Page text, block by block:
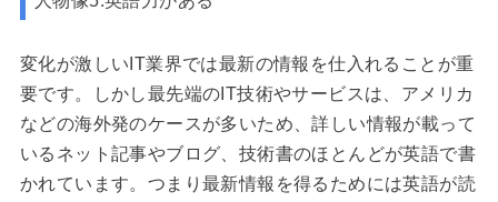
変化が激しいIT業界では最新の情報を仕入れることが重
要です。しかし最先端のIT技術やサービスは、アメリカ
などの海外発のケースが多いため、詳しい情報が載って
いるネット記事やブログ、技術書のほとんどが英語で書
かれています。つまり最新情報を得るためには英語が読